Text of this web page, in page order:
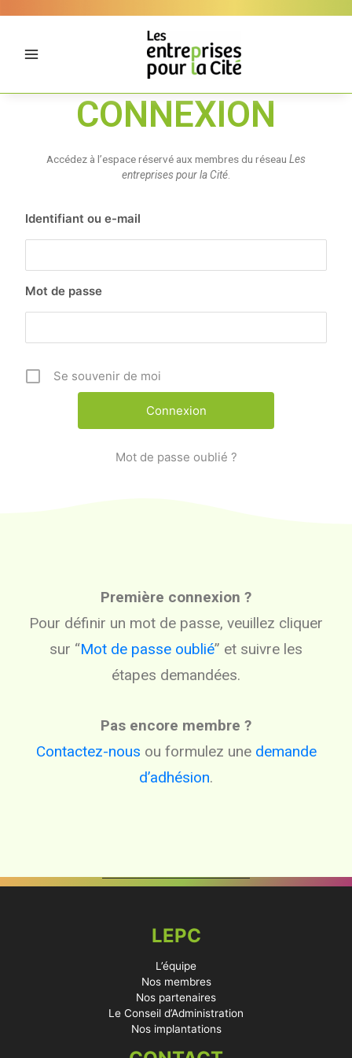
CONNEXION
Accédez à l’espace réservé aux membres du réseau Les
entreprises pour la Cité.
Identifiant ou e-mail
Mot de passe
Se souvenir de moi
Mot de passe oublié ?
Première connexion ?
Pour définir un mot de passe, veuillez cliquer
sur “Mot de passe oublié” et suivre les
étapes demandées.
Pas encore membre ?
Contactez-nous ou formulez une demande
d’adhésion.
LEPC
L’équipe
Nos membres
Nos partenaires
Le Conseil d’Administration
Nos implantations